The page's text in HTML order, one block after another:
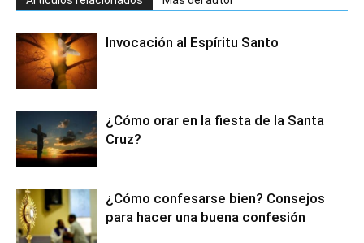
Invocación al Espíritu Santo
¿Cómo orar en la fiesta de la Santa
Cruz?
¿Cómo confesarse bien? Consejos
para hacer una buena confesión